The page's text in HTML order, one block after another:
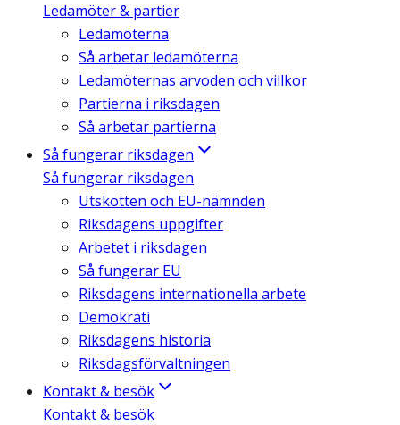
Ledamöter & partier
Ledamöterna
Så arbetar ledamöterna
Ledamöternas arvoden och villkor
Partierna i riksdagen
Så arbetar partierna
Så fungerar riksdagen
Så fungerar riksdagen
Utskotten och EU-nämnden
Riksdagens uppgifter
Arbetet i riksdagen
Så fungerar EU
Riksdagens internationella arbete
Demokrati
Riksdagens historia
Riksdagsförvaltningen
Kontakt & besök
Kontakt & besök